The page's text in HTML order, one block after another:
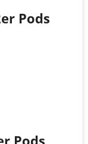
Pods
Pods